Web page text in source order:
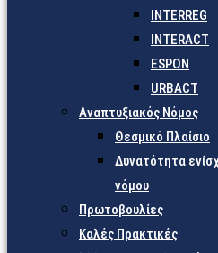
INTERREG
INTERACT
ESPON
URBACT
Αναπτυξιακός Νόμος
Θεσμικό Πλαίσιο
Δυνατότητα
νόμου
Πρωτοβουλίες
Καλές Πρακτικές